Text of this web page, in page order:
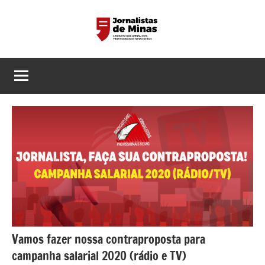
conteúdo
Sindicato
dos
Jornalistas
de
Minas
Gerais
Sindicato
dos
MG
Vamos fazer nossa contraproposta para
campanha salarial 2020 (rádio e TV)